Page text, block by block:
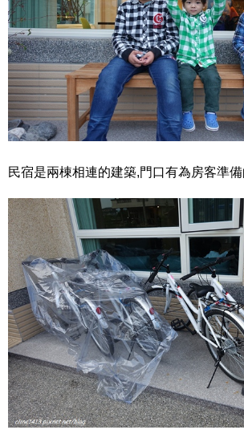
民宿是兩棟相連的建築,門口有為房客準